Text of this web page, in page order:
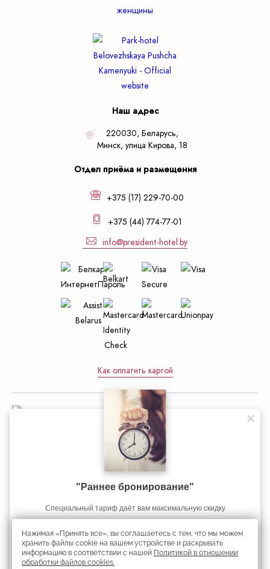
Нажимая «Принять все», вы соглашаетесь с тем, что мы можем
хранить файлы cookie на вашем устройстве и раскрывать
информацию в соответствии с нашей Политикой в отношении
обработки файлов cookies.
Наш адрес
220030, Беларусь,
Минск, улица Кирова, 18
Отдел приёма и размещения
+375 (17) 229-70-00
+375 (44) 774-77-01
info@president-hotel.by
Как оплатить картой
Управление делами Президента
Официальный интернет-портал
Президента Республики Беларусь
Республиканское унитарное предприятие «Президент-Отель».
Избавьтесь от стресса и напряжения: попробуйте наш новый
тариф на проживание RELAX & SPA!
"Раннее бронирование"
Cпециальный тариф даёт вам максимальную скидку
Получить скидку
Если Вы планируете длительную поездку в Минск, то у нас для
Вас есть специальное предложение!
Скидка 45%
Избавьтесь от стресса и напряжения: попробуйте наш новый
тариф на проживание RELAX & SPA!